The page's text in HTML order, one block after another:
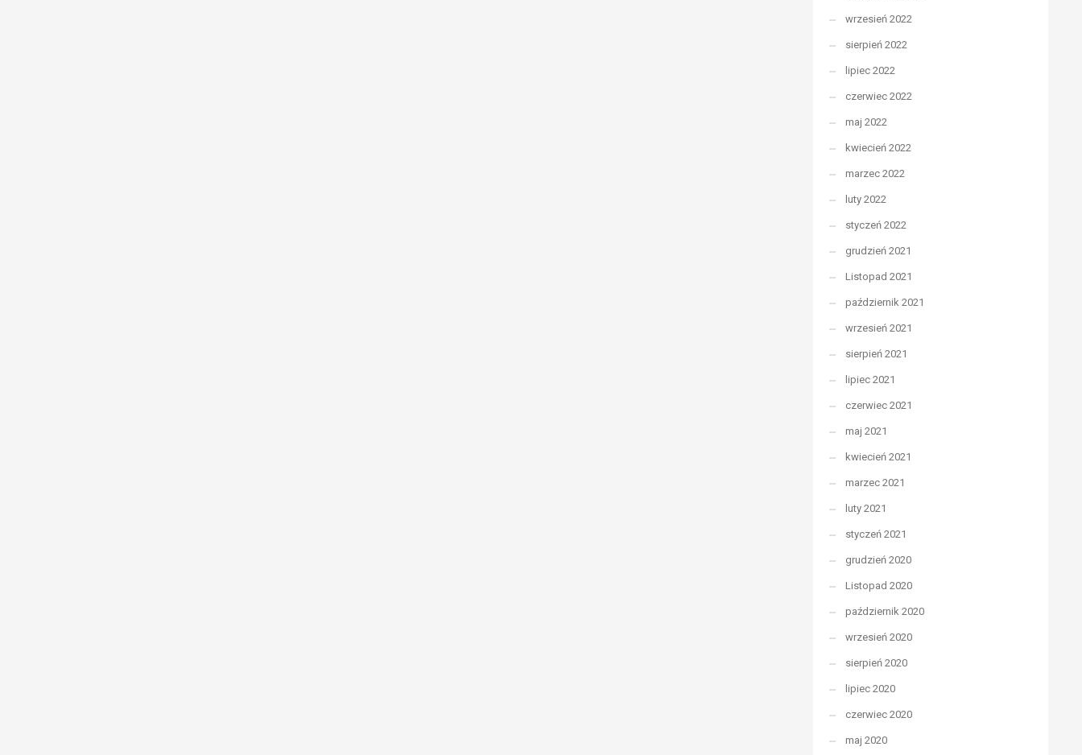
wrzesień 2022
sierpień 2022
lipiec 2022
czerwiec 2022
maj 2022
kwiecień 2022
marzec 2022
luty 2022
styczeń 2022
grudzień 2021
Listopad 2021
październik 2021
wrzesień 2021
sierpień 2021
lipiec 2021
czerwiec 2021
maj 2021
kwiecień 2021
marzec 2021
luty 2021
styczeń 2021
grudzień 2020
Listopad 2020
październik 2020
wrzesień 2020
sierpień 2020
lipiec 2020
czerwiec 2020
maj 2020